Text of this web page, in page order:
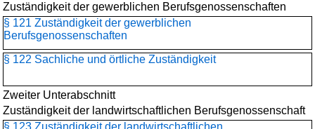
Zuständigkeit der gewerblichen Berufsgenossenschaften
§ 121 Zuständigkeit der gewerblichen
Berufsgenossenschaften
§ 122 Sachliche und örtliche Zuständigkeit
Zweiter Unterabschnitt
Zuständigkeit der landwirtschaftlichen Berufsgenossenschaft
§ 123 Zuständigkeit der landwirtschaftlichen